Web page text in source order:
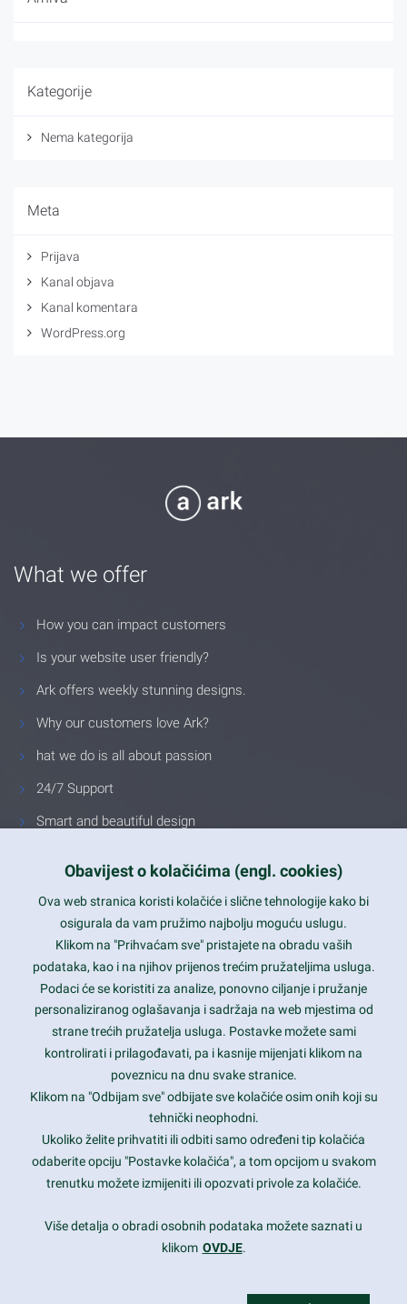
Kategorije
Nema kategorija
Meta
Prijava
Kanal objava
Kanal komentara
WordPress.org
What we offer
How you can impact customers
Is your website user friendly?
Ark offers weekly stunning designs.
Why our customers love Ark?
hat we do is all about passion
24/7 Support
Smart and beautiful design
Latest trends and much more...
Contact Info
1600 Amphitheatre Parkway, Mountain View, CA 94043
prothemes.net@gmail.com
Daily: 9:00 am - 6:00 pm
Sunday: Closed
Copyright 2017FRESHFACE© All Rights Reserved
Obavijest o kolačićima (engl. cookies)
Ova web stranica koristi kolačiće i slične tehnologije kako bi
osigurala da vam pružimo najbolju moguću uslugu.
Klikom na "Prihvaćam sve" pristajete na obradu vaših
podataka, kao i na njihov prijenos trećim pružateljima usluga.
Podaci će se koristiti za analize, ponovno ciljanje i pružanje
personaliziranog oglašavanja i sadržaja na web mjestima od
strane trećih pružatelja usluga. Postavke možete sami
kontrolirati i prilagođavati, pa i kasnije mijenjati klikom na
poveznicu na dnu svake stranice.
Klikom na "Odbijam sve" odbijate sve kolačiće osim onih koji su
tehnički neophodni.
Ukoliko želite prihvatiti ili odbiti samo određeni tip kolačića
odaberite opciju "Postavke kolačića", a tom opcijom u svakom
trenutku možete izmijeniti ili opozvati privole za kolačiće.
Više detalja o obradi osobnih podataka možete saznati u
klikom OVDJE.